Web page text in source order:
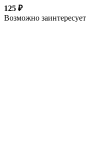
125 ₽
Возможно заинтересует